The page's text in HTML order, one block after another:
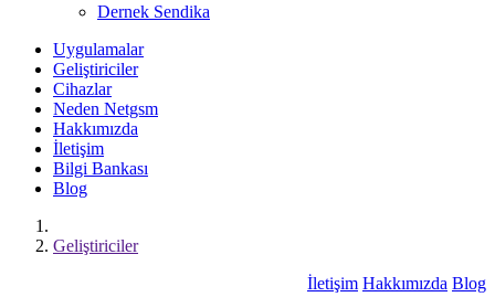
Dernek Sendika
Uygulamalar
Geliştiriciler
Cihazlar
Neden Netgsm
Hakkımızda
İletişim
Bilgi Bankası
Blog
Geliştiriciler
İletişim Hakkımızda Blog